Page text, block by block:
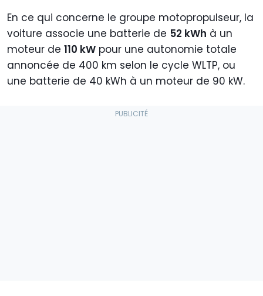
En ce qui concerne le groupe motopropulseur, la
voiture associe une batterie de 52 kWh à un
moteur de 110 kW pour une autonomie totale
annoncée de 400 km selon le cycle WLTP, ou
une batterie de 40 kWh à un moteur de 90 kW.